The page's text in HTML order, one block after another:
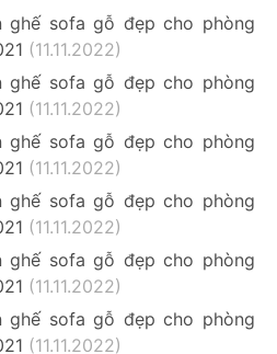
ghế sofa gỗ đẹp cho phòng
(11.11.2022)
ghế sofa gỗ đẹp cho phòng
(11.11.2022)
ghế sofa gỗ đẹp cho phòng
(11.11.2022)
ghế sofa gỗ đẹp cho phòng
(11.11.2022)
ghế sofa gỗ đẹp cho phòng
(11.11.2022)
ghế sofa gỗ đẹp cho phòng
(11.11.2022)